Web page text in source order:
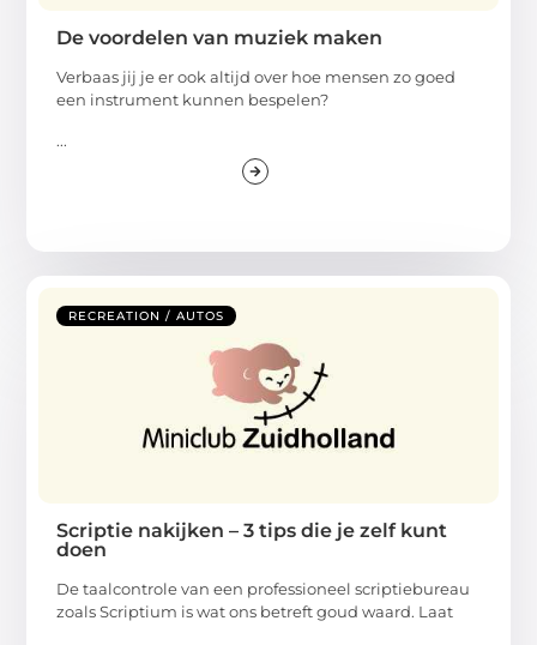
De voordelen van muziek maken
Verbaas jij je er ook altijd over hoe mensen zo goed
een instrument kunnen bespelen?
...
RECREATION / AUTOS
Scriptie nakijken – 3 tips die je zelf kunt
doen
De taalcontrole van een professioneel scriptiebureau
zoals Scriptium is wat ons betreft goud waard. Laat